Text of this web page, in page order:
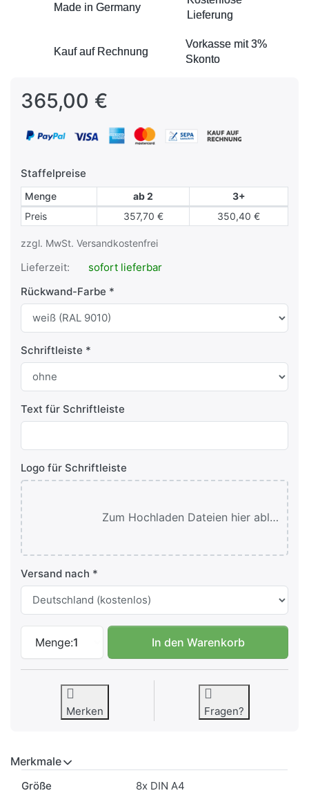
Made in Germany
Lieferung
Kauf auf Rechnung
Vorkasse mit 3%
Skonto
Made in Germany
Lieferung
Kauf auf Rechnung
Vorkasse mit 3%
Skonto
365,00 €
Staffelpreise
Staffelpreise
Menge ab 2
3+
Preis
357,70 € 350,40 €
zzgl. MwSt. Versandkostenfrei
Lieferzeit:
sofort lieferbar
Rückwand-Farbe
Schriftleiste
Text für Schriftleiste
Logo für Schriftleiste
Zum Hochladen Dateien hier ablegen oder klicken.
Versand nach
Menge:1
Schaukasten Basic Querformat 8x DIN
In den Warenkorb
Merken Fragen?
Merkmale
Größe 8x DIN A4